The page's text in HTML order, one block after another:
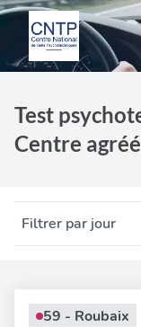
Test
Test
Test
Test
Centre
Filtrer par jour
59 - Roubaix